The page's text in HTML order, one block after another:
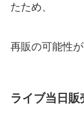
たため、
再販の可能性が
ライブ当日販